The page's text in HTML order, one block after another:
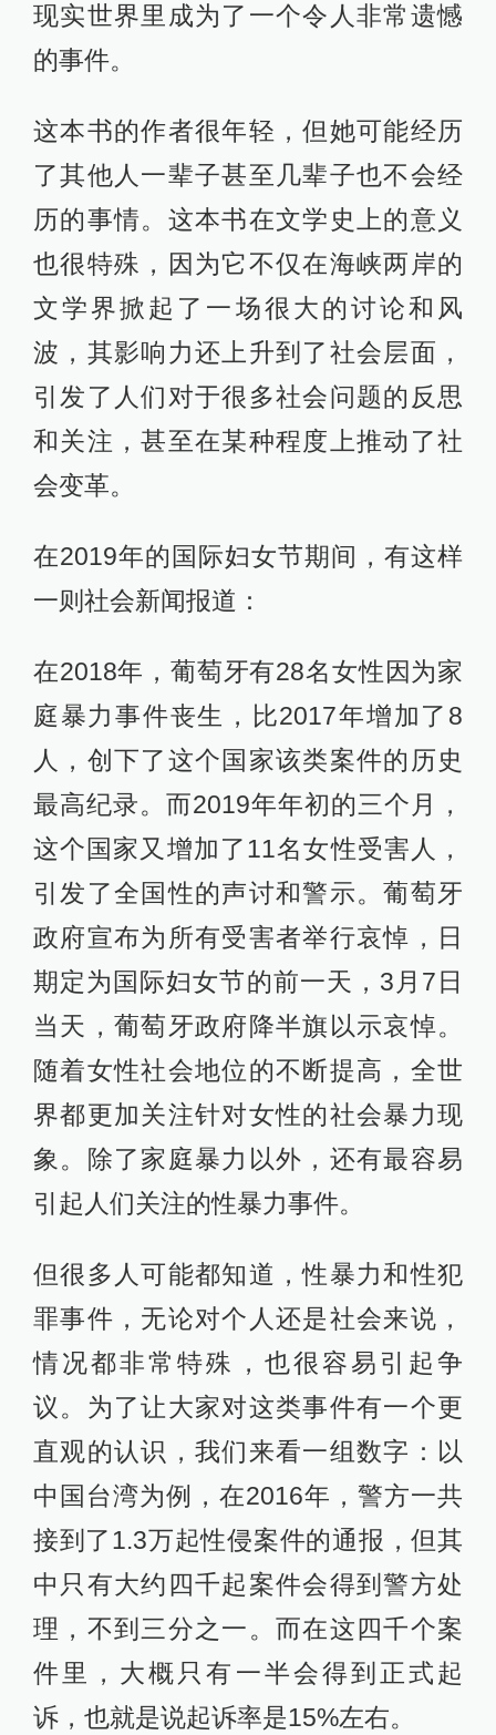
现实世界里成为了一个令人非常遗憾
的事件。
这本书的作者很年轻，但她可能经历
了其他人一辈子甚至几辈子也不会经
历的事情。这本书在文学史上的意义
也很特殊，因为它不仅在海峡两岸的
文学界掀起了一场很大的讨论和风
波，其影响力还上升到了社会层面，
引发了人们对于很多社会问题的反思
和关注，甚至在某种程度上推动了社
会变革。
在2019年的国际妇女节期间，有这样
一则社会新闻报道：
在2018年，葡萄牙有28名女性因为家
庭暴力事件丧生，比2017年增加了8
人，创下了这个国家该类案件的历史
最高纪录。而2019年年初的三个月，
这个国家又增加了11名女性受害人，
引发了全国性的声讨和警示。葡萄牙
政府宣布为所有受害者举行哀悼，日
期定为国际妇女节的前一天，3月7日
当天，葡萄牙政府降半旗以示哀悼。
随着女性社会地位的不断提高，全世
界都更加关注针对女性的社会暴力现
象。除了家庭暴力以外，还有最容易
引起人们关注的性暴力事件。
但很多人可能都知道，性暴力和性犯
罪事件，无论对个人还是社会来说，
情况都非常特殊，也很容易引起争
议。为了让大家对这类事件有一个更
直观的认识，我们来看一组数字：以
中国台湾为例，在2016年，警方一共
接到了1.3万起性侵案件的通报，但其
中只有大约四千起案件会得到警方处
理，不到三分之一。而在这四千个案
件里，大概只有一半会得到正式起
诉，也就是说起诉率是15%左右。